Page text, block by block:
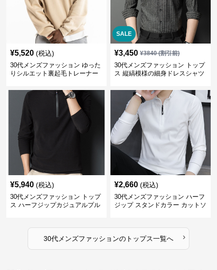
¥5,520 (税込)
30代メンズファッション ゆった
りシルエット裏起毛トレーナー
SALE
¥3,450 ¥3840(割引前)
30代メンズファッション トップ
ス 縦縞模様の細身ドレスシャツ
¥5,940 (税込)
30代メンズファッション トップ
ス ハーフジップカジュアルプル
¥2,660 (税込)
30代メンズファッション ハーフ
ジップ スタンドカラー カットソ
30代メンズファッションのトップス一覧へ ›